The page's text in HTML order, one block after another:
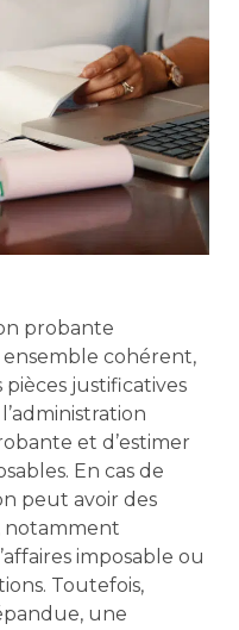
probante
ensemble cohérent,
justificatives
et d’estimer
En cas de
peut avoir des
notamment
imposable ou
Toutefois,
une